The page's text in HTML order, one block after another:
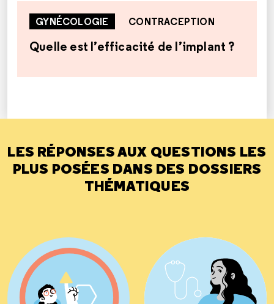
GYNÉCOLOGIE CONTRACEPTION
Quelle est l’efficacité de l’implant ?
LES RÉPONSES AUX QUESTIONS LES
PLUS POSÉES DANS DES DOSSIERS
THÉMATIQUES